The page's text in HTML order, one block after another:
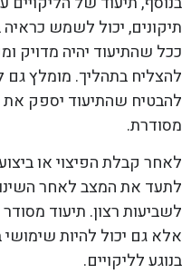
תיקונים, יכול לשמש
ככל שהתיעוד יהיה מדויק
להצליח בתהליך. מומלץ גם
להבטיח שהתיעוד יספק את
מסודרת.
לאחר קבלת הפיצוי או
לתעד את המצב לאחר
לשביעות רצון. תיעוד
אלא גם יכול להיות שימושי
בנוגע לליקויים.